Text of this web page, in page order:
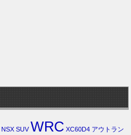
NSX SUV WRC XC60D4 アウトラン